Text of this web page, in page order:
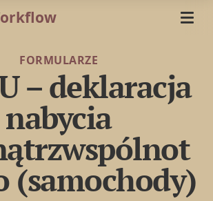
FORMULARZE
– deklaracja
nabycia
(samochody)